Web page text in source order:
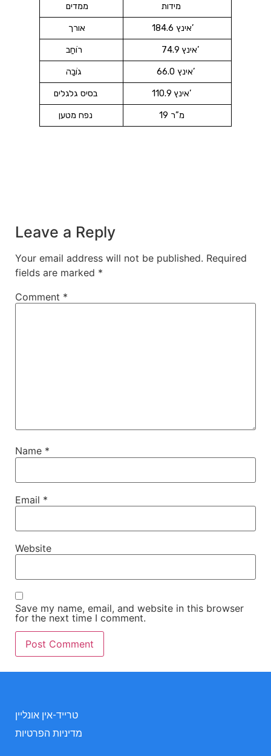
ממדים מידות
אורך 184.6 אינץ’
רוֹחַב 74.9 אינץ’
גוֹבַה 66.0 אינץ’
בסיס גלגלים 110.9 אינץ’
נפח מטען 19 מ”ר
Leave a Reply
Your email address will not be published. Required
fields are marked *
Comment *
Name *
Email *
Website
Save my name, email, and website in this browser
for the next time I comment.
טרייד-אין אונליין
מדיניות הפרטיות